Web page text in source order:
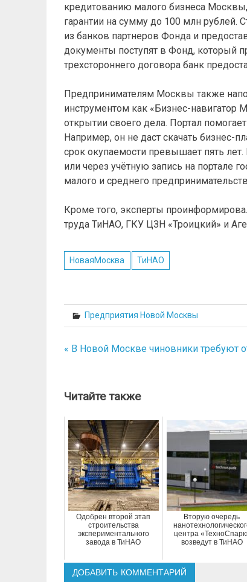
кредитованию малого бизнеса
гарантии на сумму до 100 млн рублей.
из банков партнеров Фонда и
документы поступят в Фонд, который
трехстороннего договора банк
Предпринимателям Москвы также
инструментом как «Бизнес-навигатор
открытии своего дела. Портал
Например, он не даст скачать бизнес-
срок окупаемости превышает пять
или через учётную запись на портале
малого и среднего
Кроме того, эксперты
труда ТиНАО, ГКУ ЦЗН «Троицкий» и
НоваяМосква ТиНАО
Предприятия Новой Москвы
Навигация
записям
« В Новой Москве чиновники требуют
Читайте также
Одобрен второй этап
строительства
экспериментального
завода в ТиНАО
Вторую очередь
центра
возведут в ТиНАО
ДОБАВИТЬ КОММЕНТАРИЙ